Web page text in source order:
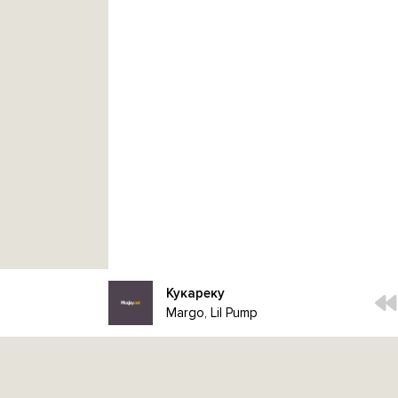
Кукареку
Margo, Lil Pump